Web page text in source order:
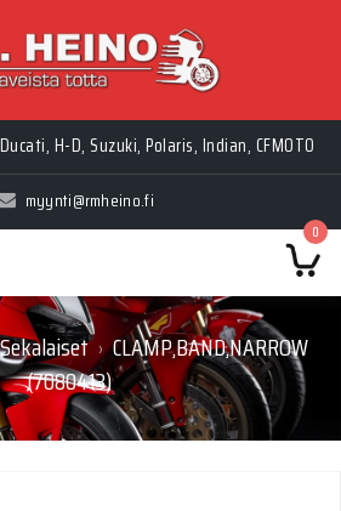
H-D, Suzuki, Polaris, Indian, CFMOTO
myynti@rmheino.fi
0
› CLAMP,BAND,NARROW
(7080413)